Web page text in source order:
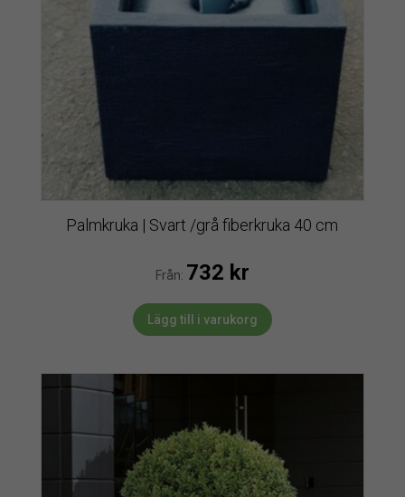
Palmkruka | Svart /grå fiberkruka 40 cm
Från: 732 kr
Lägg till i varukorg